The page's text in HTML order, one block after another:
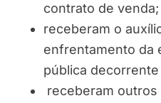
contrato de venda;
receberam o
enfrentamento da
pública decorrente
receberam